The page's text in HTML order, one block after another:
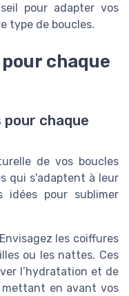
pour adapter vos
type de boucles.
chaque
chaque
de vos boucles
qui s'adaptent à leur
idées pour sublimer
les coiffures
ou les nattes. Ces
l’hydratation et de
en avant vos